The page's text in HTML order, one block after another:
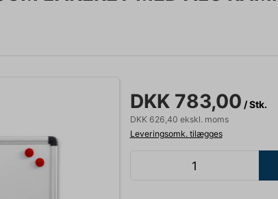
DKK 783,00 / Stk.
DKK 626,40 ekskl. moms
Leveringsomk. tilægges